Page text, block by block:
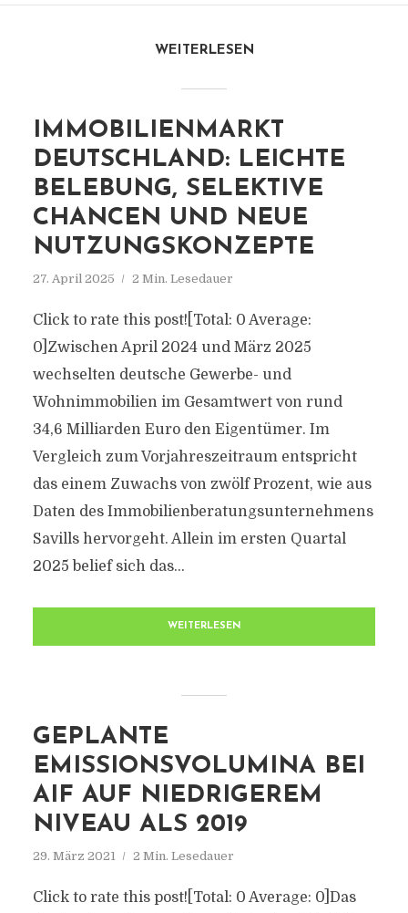
WEITERLESEN
IMMOBILIENMARKT
DEUTSCHLAND: LEICHTE
BELEBUNG, SELEKTIVE
CHANCEN UND NEUE
NUTZUNGSKONZEPTE
27. April 2025 2 Min. Lesedauer
Click to rate this post![Total: 0 Average:
0]Zwischen April 2024 und März 2025
wechselten deutsche Gewerbe- und
Wohnimmobilien im Gesamtwert von rund
34,6 Milliarden Euro den Eigentümer. Im
Vergleich zum Vorjahreszeitraum entspricht
das einem Zuwachs von zwölf Prozent, wie aus
Daten des Immobilienberatungsunternehmens
Savills hervorgeht. Allein im ersten Quartal
2025 belief sich das...
WEITERLESEN
GEPLANTE
EMISSIONSVOLUMINA BEI
AIF AUF NIEDRIGEREM
NIVEAU ALS 2019
29. März 2021 2 Min. Lesedauer
Click to rate this post![Total: 0 Average: 0]Das